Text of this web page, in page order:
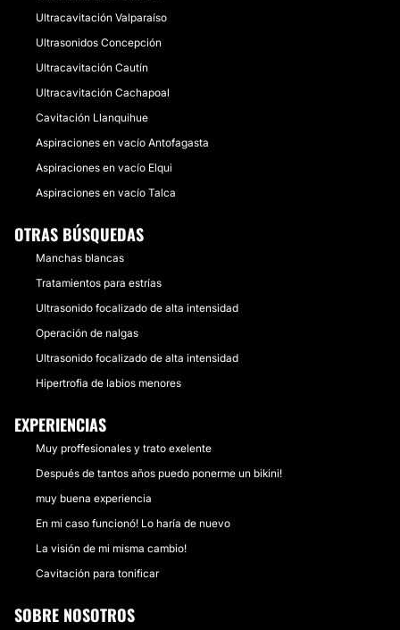
Ultracavitación Valparaíso
Ultrasonidos Concepción
Ultracavitación Cautín
Ultracavitación Cachapoal
Cavitación Llanquihue
Aspiraciones en vacío Antofagasta
Aspiraciones en vacío Elqui
Aspiraciones en vacío Talca
OTRAS BÚSQUEDAS
Manchas blancas
Tratamientos para estrías
Ultrasonido focalizado de alta intensidad
Operación de nalgas
Ultrasonido focalizado de alta intensidad
Hipertrofia de labios menores
EXPERIENCIAS
Muy proffesionales y trato exelente
Después de tantos años puedo ponerme un bikini!
muy buena experiencia
En mi caso funcionó! Lo haría de nuevo
La visión de mi misma cambio!
Cavitación para tonificar
SOBRE NOSOTROS